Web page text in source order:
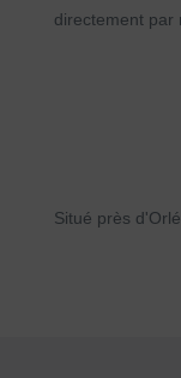
directement par
Situé près